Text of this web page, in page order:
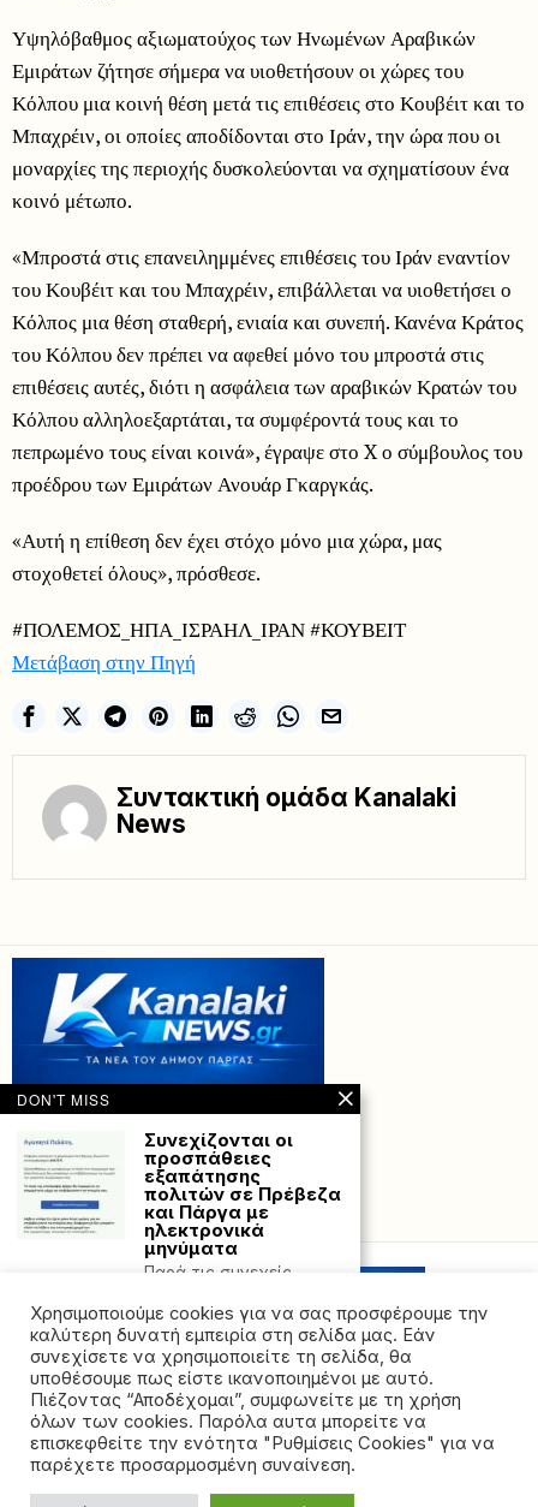
Υψηλόβαθμος αξιωματούχος των Ηνωμένων Αραβικών
Εμιράτων ζήτησε σήμερα να υιοθετήσουν οι χώρες του
Κόλπου μια κοινή θέση μετά τις επιθέσεις στο Κουβέιτ και το
Μπαχρέιν, οι οποίες αποδίδονται στο Ιράν, την ώρα που οι
μοναρχίες της περιοχής δυσκολεύονται να σχηματίσουν ένα
κοινό μέτωπο.
«Μπροστά στις επανειλημμένες επιθέσεις του Ιράν εναντίον
του Κουβέιτ και του Μπαχρέιν, επιβάλλεται να υιοθετήσει ο
Κόλπος μια θέση σταθερή, ενιαία και συνεπή. Κανένα Κράτος
του Κόλπου δεν πρέπει να αφεθεί μόνο του μπροστά στις
επιθέσεις αυτές, διότι η ασφάλεια των αραβικών Κρατών του
Κόλπου αλληλοεξαρτάται, τα συμφέροντά τους και το
πεπρωμένο τους είναι κοινά», έγραψε στο X ο σύμβουλος του
προέδρου των Εμιράτων Ανουάρ Γκαργκάς.
«Αυτή η επίθεση δεν έχει στόχο μόνο μια χώρα, μας
στοχοθετεί όλους», πρόσθεσε.
#ΠΟΛΕΜΟΣ_ΗΠΑ_ΙΣΡΑΗΛ_ΙΡΑΝ #ΚΟΥΒΕΙΤ
Μετάβαση στην Πηγή
Συντακτική ομάδα Kanalaki
News
Powered with by Hostville”)
©2026 - All rights reserved. Απαγορεύεται ρητά η
αναδημοσίευση χωρίς προηγούμενη έγγραφη άδεια
Χρησιμοποιούμε cookies για να σας προσφέρουμε την
καλύτερη δυνατή εμπειρία στη σελίδα μας. Εάν
συνεχίσετε να χρησιμοποιείτε τη σελίδα, θα
υποθέσουμε πως είστε ικανοποιημένοι με αυτό.
Πιέζοντας “Αποδέχομαι”, συμφωνείτε με τη χρήση
όλων των cookies. Παρόλα αυτα μπορείτε να
επισκεφθείτε την ενότητα "Ρυθμίσεις Cookies" για να
παρέχετε προσαρμοσμένη συναίνεση.
DON'T MISS
Συνεχίζονται οι
προσπάθειες
εξαπάτησης
πολιτών σε Πρέβεζα
και Πάργα με
ηλεκτρονικά
μηνύματα
Παρά τις συνεχείς
που μέσω διαδικτύου ή
τηλεφώνου
Αλλάζει ο καιρός:
Φεύγει η αφρικανική
σκόνη, έρχονται
καταιγίδες
Νέο βαρομετρικό
χαμηλό προ των πυλών